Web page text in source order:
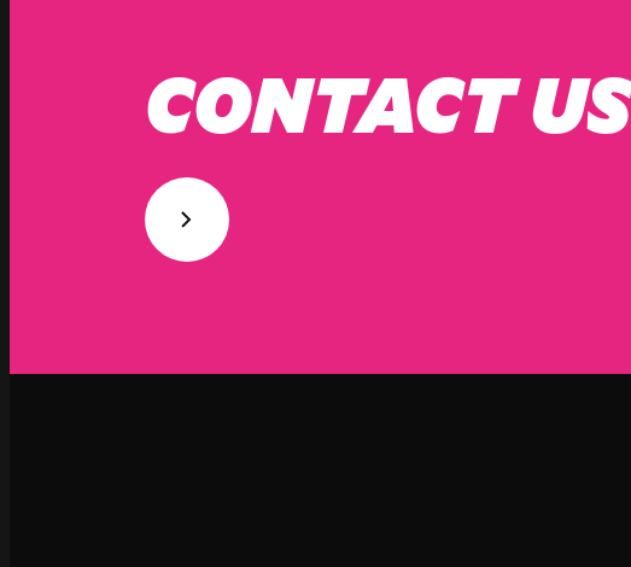
CONTACT US